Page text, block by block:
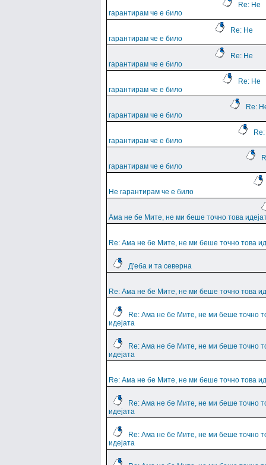
Re: Не
гарантирам че е било
Re: Не
гарантирам че е било
Re: Не
гарантирам че е било
Re: Не
гарантирам че е било
Re:
гарантирам че е било
гарантирам че е било
гарантирам че е било
Не гарантирам че е било
Ама не бе Мите, не ми беше точно това
Re: Ама не бе Мите, не ми беше точно това
Д'еба и та северна
Re: Ама не бе Мите, не ми беше точно това
Re: Ама не бе Мите, не ми беше точно
идејата
Re: Ама не бе Мите, не ми беше точно
идејата
Re: Ама не бе Мите, не ми беше точно това
Re: Ама не бе Мите, не ми беше точно
идејата
Re: Ама не бе Мите, не ми беше точно
идејата